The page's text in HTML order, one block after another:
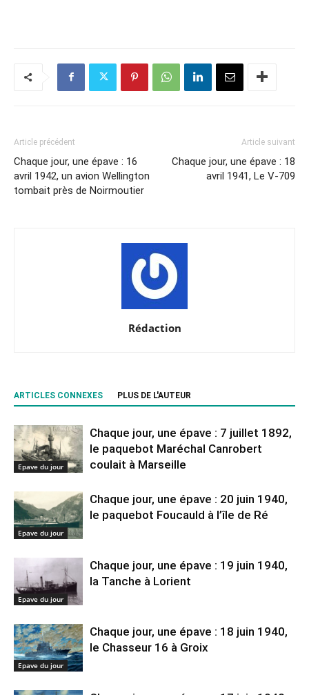
Article précédent
Chaque jour, une épave : 16
avril 1942, un avion Wellington
tombait près de Noirmoutier
Article suivant
Chaque jour, une épave : 18
avril 1941, Le V-709
Rédaction
ARTICLES CONNEXES PLUS DE L'AUTEUR
Epave du jour
Chaque jour, une épave : 7 juillet 1892,
le paquebot Maréchal Canrobert
coulait à Marseille
Epave du jour
Chaque jour, une épave : 20 juin 1940,
le paquebot Foucauld à l’île de Ré
Epave du jour
Chaque jour, une épave : 19 juin 1940,
la Tanche à Lorient
Epave du jour
Chaque jour, une épave : 18 juin 1940,
le Chasseur 16 à Groix